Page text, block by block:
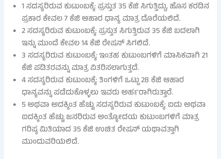
1 ಸದಸ್ಯರಿರುವ ಕುಟುಂಬಕ್ಕೆ: ಪ್ರಸ್ತುತ 35 ಕೆಜಿ ಸಿಗುತ್ತಿದ್ದು, ಹೊಸ ಕರಡಿನ
ಪ್ರಕಾರ ಕೇವಲ 7 ಕೆಜಿ ಆಹಾರ ಧಾನ್ಯ ಮಾತ್ರ ದೊರೆಯಲಿದೆ.
2 ಸದಸ್ಯರಿರುವ ಕುಟುಂಬಕ್ಕೆ: ಪ್ರಸ್ತುತ ಸಿಗುತ್ತಿರುವ 35 ಕೆಜಿ ಬದಲಾಗಿ
ಇನ್ನು ಮುಂದೆ ಕೇವಲ 14 ಕೆಜಿ ರೇಷನ್ ಸಿಗಲಿದೆ.
3 ಸದಸ್ಯರಿರುವ ಕುಟುಂಬಕ್ಕೆ: ಇಂತಹ ಕುಟುಂಬಗಳಿಗೆ ಮಾಸಿಕವಾಗಿ 21
ಕೆಜಿ ಪಡಿತರವನ್ನು ಮಾತ್ರ ವಿತರಿಸಲಾಗುತ್ತದೆ.
4 ಸದಸ್ಯರಿರುವ ಕುಟುಂಬಕ್ಕೆ: ತಿಂಗಳಿಗೆ ಒಟ್ಟು 28 ಕೆಜಿ ಆಹಾರ
ಧಾನ್ಯವನ್ನು ಪಡೆದುಕೊಳ್ಳಲು ಇವರು ಅರ್ಹರಾಗಿರುತ್ತಾರೆ.
5 ಅಥವಾ ಅದಕ್ಕಿಂತ ಹೆಚ್ಚು ಸದಸ್ಯರಿರುವ ಕುಟುಂಬಕ್ಕೆ: ಐದು ಅಥವಾ
ಐದಕ್ಕಿಂತ ಹೆಚ್ಚು ಜನರಿರುವ ಅಂತ್ಯೋದಯ ಕುಟುಂಬಗಳಿಗೆ ಮಾತ್ರ
ಗರಿಷ್ಠ ಮಿತಿಯಾದ 35 ಕೆಜಿ ಉಚಿತ ರೇಷನ್ ಯಥಾವತ್ತಾಗಿ
ಮುಂದುವರಿಯಲಿದೆ.